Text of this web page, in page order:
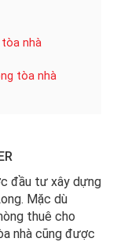
tòa nhà
tòa nhà
đầu tư xây dựng
Mặc dù
thuê cho
nhà cũng được